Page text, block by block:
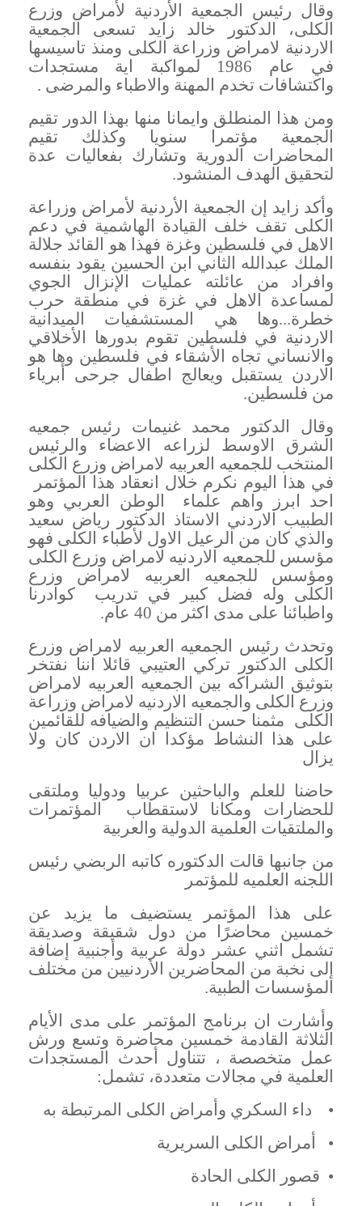
وقال رئيس الجمعية الأردنية لأمراض وزرع
الكلى، الدكتور خالد زايد تسعى الجمعية
الاردنية لامراض وزراعة الكلى ومنذ تاسيسها
في عام 1986 لمواكبة اية مستجدات
واكتشافات تخدم المهنة والاطباء والمرضى .
ومن هذا المنطلق وايمانا منها بهذا الدور تقيم
الجمعية مؤتمرا سنويا وكذلك تقيم
المحاضرات الدورية وتشارك بفعاليات عدة
لتحقيق الهدف المنشود.
وأكد زايد إن الجمعية الأردنية لأمراض وزراعة
الكلى تقف خلف القيادة الهاشمية في دعم
الاهل في فلسطين وغزة فهذا هو القائد جلالة
الملك عبدالله الثاني ابن الحسين يقود بنفسه
وافراد من عائلته عمليات الإنزال الجوي
لمساعدة الاهل في غزة في منطقة حرب
خطرة...وها هي المستشفيات الميدانية
الاردنية في فلسطين تقوم بدورها الأخلاقي
والانساني تجاه الأشقاء في فلسطين وها هو
الاردن يستقبل ويعالج اطفال جرحى أبرياء
من فلسطين.
وقال الدكتور محمد غنيمات رئيس جمعيه
الشرق الاوسط لزراعه الاعضاء والرئيس
المنتخب للجمعيه العربيه لامراض وزرع الكلى
في هذا اليوم نكرم خلال انعقاد هذا المؤتمر
احد ابرز واهم علماء الوطن العربي وهو
الطبيب الاردني الاستاذ الدكتور رياض سعيد
والذي كان من الرعيل الاول لأطباء الكلى فهو
مؤسس للجمعيه الاردنيه لامراض وزرع الكلى
ومؤسس للجمعيه العربيه لامراض وزرع
الكلى وله فضل كبير في تدريب كوادرنا
واطبائنا على مدى اكثر من 40 عام
.
وتحدث رئيس الجمعيه العربيه لامراض وزرع
الكلى الدكتور تركي العتيبي قائلا اننا نفتخر
بتوثيق الشراكه بين الجمعيه العربيه لامراض
وزرع الكلى والجمعيه الاردنيه لامراض وزراعة
الكلى مثمنا حسن التنظيم والضيافه للقائمين
على هذا النشاط مؤكدا ان الاردن كان ولا
يزال
حاضنا للعلم والباحثين عربيا ودوليا وملتقى
للحضارات ومكانا لاستقطاب المؤتمرات
والملتقيات العلمية الدولية والعربية
من جانبها قالت الدكتوره كاتبه الربضي رئيس
اللجنه العلميه للمؤتمر
على هذا المؤتمر يستضيف ما يزيد عن
خمسين محاضرًا من دول شقيقة وصديقة
تشمل اثني عشر دولة عربية وأجنبية إضافة
إلى نخبة من المحاضرين الأردنيين من مختلف
المؤسسات الطبية.
وأشارت ان برنامج المؤتمر على مدى الأيام
الثلاثة القادمة خمسين محاضرة وتسع ورش
عمل متخصصة ، تتناول أحدث المستجدات
العلمية في مجالات متعددة، تشمل:
• داء السكري وأمراض الكلى المرتبطة به
•
أمراض الكلى السريرية
• قصور الكلى الحادة